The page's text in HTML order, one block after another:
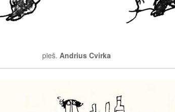
pieš. Andrius Cvirka